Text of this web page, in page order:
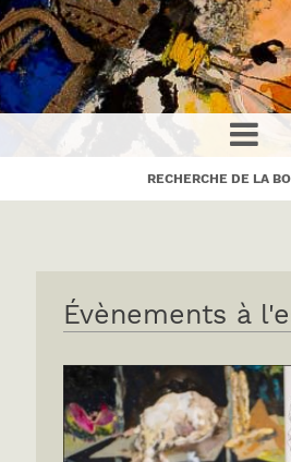
RECHERCHE DE LA
Évènements à